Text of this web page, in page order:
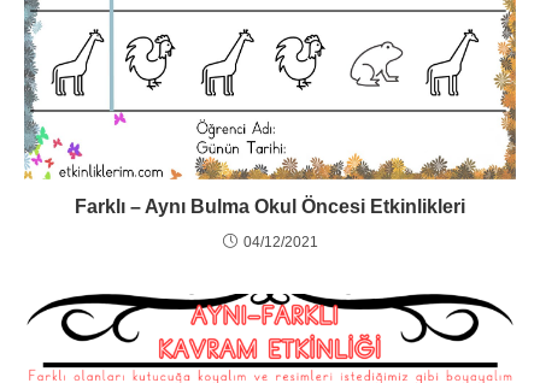
Farklı – Aynı Bulma Okul Öncesi Etkinlikleri
04/12/2021